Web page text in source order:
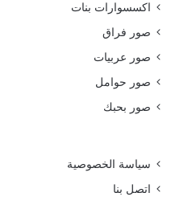
اكسسوارات بنات
صور فراق
صور عربيات
صور حوامل
صور بحبك
سياسة الخصوصية
اتصل بنا